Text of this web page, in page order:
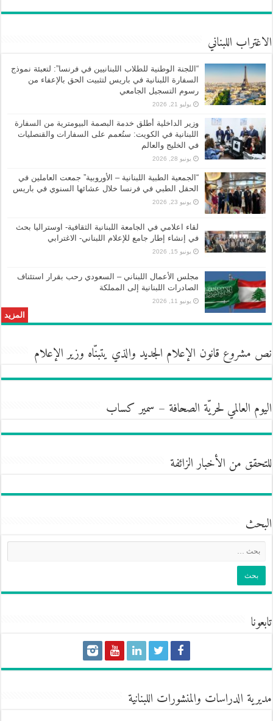
الاغتراب اللبناني
المزيد
“اللجنة الوطنية للطلاب اللبنانيين في فرنسا”: لتعبئة نموذج
السفارة اللبنانية في باريس لتثبيت الحق بالإعفاء من
رسوم التسجيل الجامعي
يوليو 21, 2026
وزير الداخلية أطلق خدمة البصمة البيومترية من السفارة
اللبنانية في الكويت: ستُعمم على السفارات والقنصليات
في الخليج والعالم
يونيو 28, 2026
“الجمعية الطبية اللبنانية – الأوروبية” جمعت العاملين في
الحقل الطبي في فرنسا خلال عشائها السنوي في باريس
يونيو 23, 2026
لقاء اعلامي في الجامعة اللبنانية الثقافية- اوستراليا بحث
في إنشاء إطار جامع للإعلام اللبناني- الاغترابي
يونيو 15, 2026
مجلس الأعمال اللبناني – السعودي رحب بقرار استئناف
الصادرات اللبنانية إلى المملكة
يونيو 11, 2026
نص مشروع قانون الإعلام الجديد والذي يتبنّاه وزير الإعلام
اليوم العالمي لحريّة الصحافة – سمير كساب
للتحقق من الأخبار الزائفة
البحث
تابعونا
مديرية الدراسات والمنشورات اللبنانية